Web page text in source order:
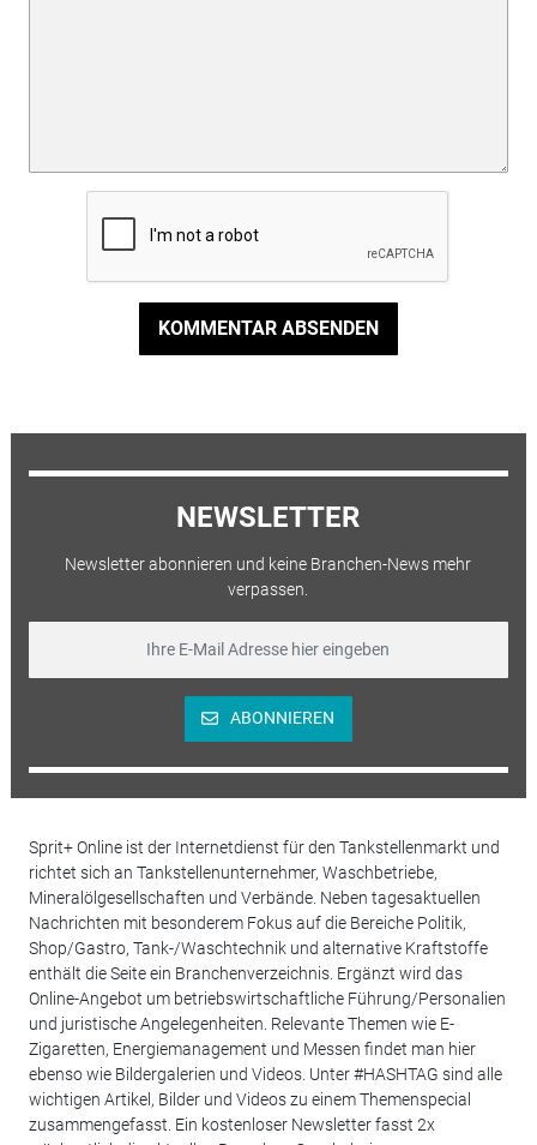
KOMMENTAR ABSENDEN
NEWSLETTER
Newsletter abonnieren und keine Branchen-News mehr
verpassen.
ABONNIEREN
Sprit+ Online ist der Internetdienst für den Tankstellenmarkt und
richtet sich an Tankstellenunternehmer, Waschbetriebe,
Mineralölgesellschaften und Verbände. Neben tagesaktuellen
Nachrichten mit besonderem Fokus auf die Bereiche Politik,
Shop/Gastro, Tank-/Waschtechnik und alternative Kraftstoffe
enthält die Seite ein Branchenverzeichnis. Ergänzt wird das
Online-Angebot um betriebswirtschaftliche Führung/Personalien
und juristische Angelegenheiten. Relevante Themen wie E-
Zigaretten, Energiemanagement und Messen findet man hier
ebenso wie Bildergalerien und Videos. Unter #HASHTAG sind alle
wichtigen Artikel, Bilder und Videos zu einem Themenspecial
zusammengefasst. Ein kostenloser Newsletter fasst 2x